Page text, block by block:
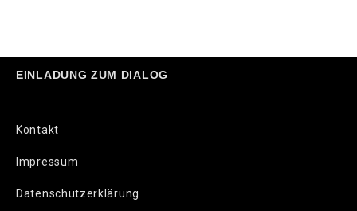
EINLADUNG ZUM DIALOG
Kontakt
Impressum
Datenschutzerklärung